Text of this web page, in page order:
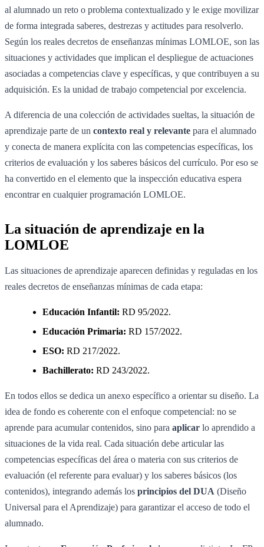
al alumnado un reto o problema contextualizado y le exige movilizar
de forma integrada saberes, destrezas y actitudes para resolverlo.
Según los reales decretos de enseñanzas mínimas LOMLOE, son las
situaciones y actividades que implican el despliegue de actuaciones
asociadas a competencias clave y específicas, y que contribuyen a su
adquisición. Es la unidad de trabajo competencial por excelencia.
A diferencia de una colección de actividades sueltas, la situación de
aprendizaje parte de un contexto real y relevante para el alumnado
y conecta de manera explícita con las competencias específicas, los
criterios de evaluación y los saberes básicos del currículo. Por eso se
ha convertido en el elemento que la inspección educativa espera
encontrar en cualquier programación LOMLOE.
La situación de aprendizaje en la
LOMLOE
Las situaciones de aprendizaje aparecen definidas y reguladas en los
reales decretos de enseñanzas mínimas de cada etapa:
Educación Infantil: RD 95/2022.
Educación Primaria: RD 157/2022.
ESO: RD 217/2022.
Bachillerato: RD 243/2022.
En todos ellos se dedica un anexo específico a orientar su diseño. La
idea de fondo es coherente con el enfoque competencial: no se
aprende para acumular contenidos, sino para aplicar lo aprendido a
situaciones de la vida real. Cada situación debe articular las
competencias específicas del área o materia con sus criterios de
evaluación (el referente para evaluar) y los saberes básicos (los
contenidos), integrando además los principios del DUA (Diseño
Universal para el Aprendizaje) para garantizar el acceso de todo el
alumnado.